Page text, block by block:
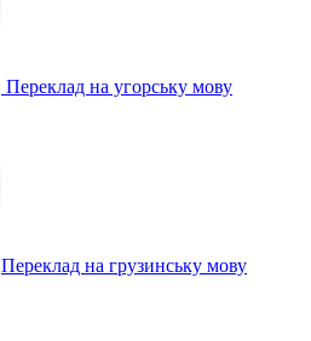
Переклад на угорську мову
Переклад на грузинську мову